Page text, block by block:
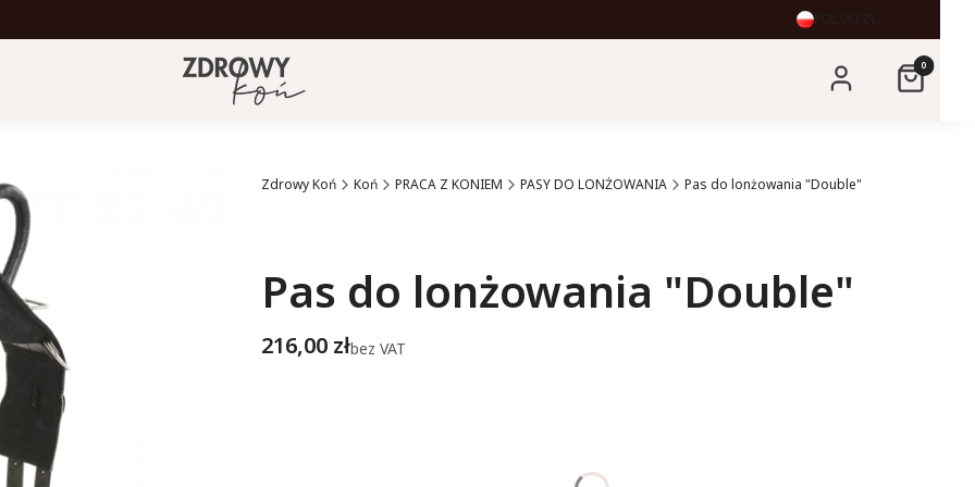
POLSKI
Zaloguj sięProdukty
Koszyk
Zdrowy Koń Koń PRACA Z KONIEM PASY DO LONŻOWANIA Pas do lonżowania "Double"
Pas do lonżowania "Double"
Cena
216,00 złbez VAT